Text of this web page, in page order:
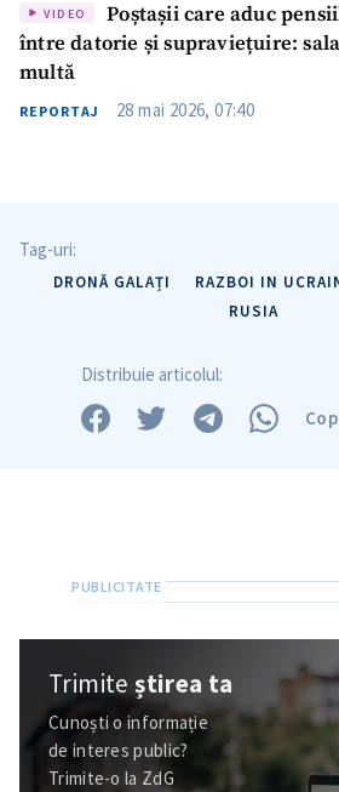
VIDEO
Poștașii care aduc
între datorie și supraviețuire:
multă
REPORTAJ 28 mai 2026, 07:40
Tag-uri:
DRONĂ GALAȚI RAZBOI IN
RUSIA
Distribuie articolul:
Trimiteștirea ta
Cunoști o informație
de interes public?
Trimite-o la ZdG